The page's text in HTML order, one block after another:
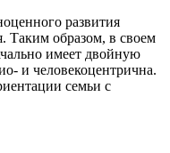
развития
Таким образом, в своем
имеет двойную
и человекоцентрична.
семьи с